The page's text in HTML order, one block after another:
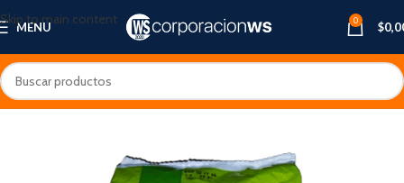
Skip to main content
MENU 0 $